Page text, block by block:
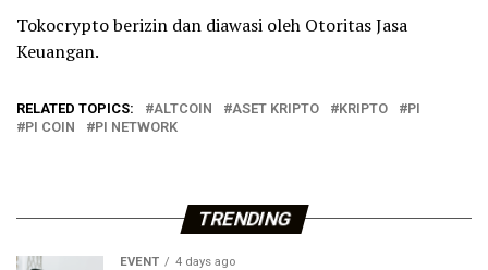
Tokocrypto berizin dan diawasi oleh Otoritas Jasa
Keuangan.
RELATED TOPICS: ALTCOIN ASET KRIPTO KRIPTO
PI
PI COIN
PI NETWORK
TRENDING
EVENT 4 days ago